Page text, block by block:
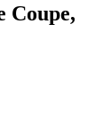
Coupe,